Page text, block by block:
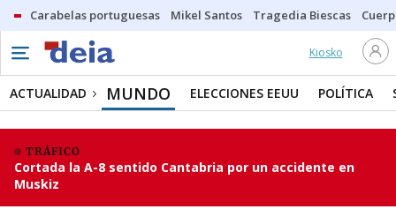
Carabelas portuguesas Mikel Santos Tragedia Biescas
Kiosko
ACTUALIDAD MUNDO ELECCIONES EEUU POLÍTICA
TRÁFICO
Cortada la A-8 sentido Cantabria por un accidente en
Muskiz